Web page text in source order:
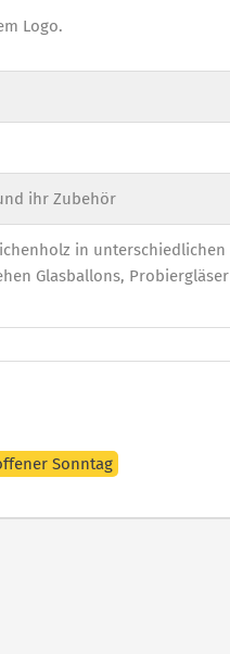
Logo.
ihr Zubehör
in unterschiedlichen
Glasballons, Probiergläser
Sonntag